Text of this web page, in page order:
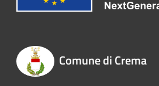
Comune di Crema